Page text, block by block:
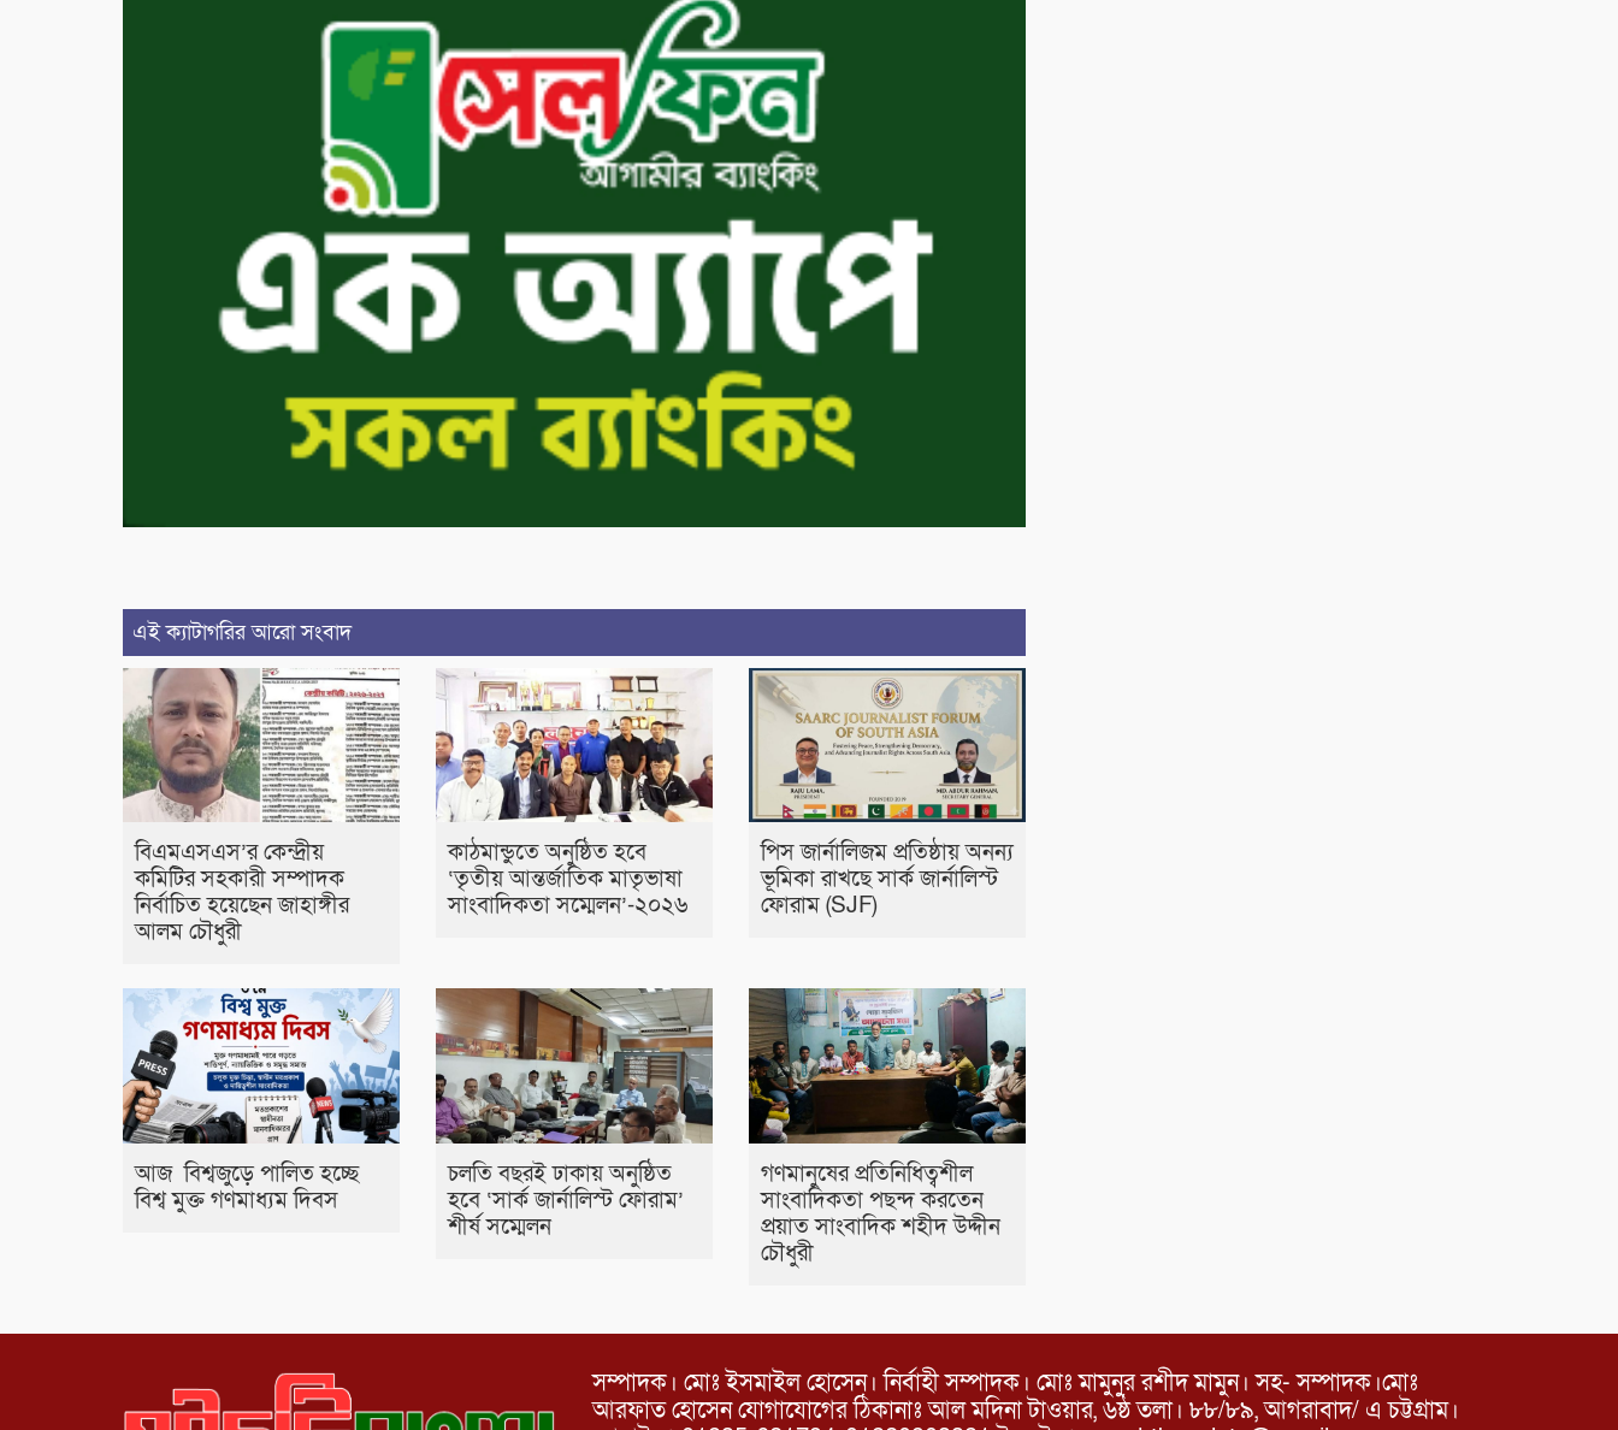
এই ক্যাটাগরির আরো সংবাদ
বিএমএসএস’র কেন্দ্রীয়
কমিটির সহকারী সম্পাদক
নির্বাচিত হয়েছেন জাহাঙ্গীর
আলম চৌধুরী
কাঠমান্ডুতে অনুষ্ঠিত হবে
‘তৃতীয় আন্তর্জাতিক মাতৃভাষা
সাংবাদিকতা সম্মেলন’-২০২৬
পিস জার্নালিজম প্রতিষ্ঠায় অনন্য
ভূমিকা রাখছে সার্ক জার্নালিস্ট
ফোরাম (SJF)
আজ বিশ্বজুড়ে পালিত হচ্ছে
বিশ্ব মুক্ত গণমাধ্যম দিবস
চলতি বছরই ঢাকায় অনুষ্ঠিত
হবে ‘সার্ক জার্নালিস্ট ফোরাম’
শীর্ষ সম্মেলন
গণমানুষের প্রতিনিধিত্বশীল
সাংবাদিকতা পছন্দ করতেন
প্রয়াত সাংবাদিক শহীদ উদ্দীন
চৌধুরী
সম্পাদক। মোঃ ইসমাইল হোসেন। নির্বাহী সম্পাদক। মোঃ মামুনুর রশীদ মামুন। সহ- সম্পাদক।মোঃ
আরফাত হোসেন যোগাযোগের ঠিকানাঃ আল মদিনা টাওয়ার, ৬ষ্ঠ তলা। ৮৮/৮৯, আগরাবাদ/ এ চট্টগ্রাম।